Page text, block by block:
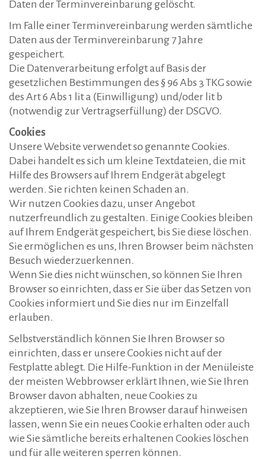
Daten der Terminvereinbarung gelöscht.
Im Falle einer Terminvereinbarung werden sämtliche
Daten aus der Terminvereinbarung 7 Jahre
gespeichert.
Die Datenverarbeitung erfolgt auf Basis der
gesetzlichen Bestimmungen des § 96 Abs 3 TKG sowie
des Art 6 Abs 1 lit a (Einwilligung) und/oder lit b
(notwendig zur Vertragserfüllung) der DSGVO.
Cookies
Unsere Website verwendet so genannte Cookies.
Dabei handelt es sich um kleine Textdateien, die mit
Hilfe des Browsers auf Ihrem Endgerät abgelegt
werden. Sie richten keinen Schaden an.
Wir nutzen Cookies dazu, unser Angebot
nutzerfreundlich zu gestalten. Einige Cookies bleiben
auf Ihrem Endgerät gespeichert, bis Sie diese löschen.
Sie ermöglichen es uns, Ihren Browser beim nächsten
Besuch wiederzuerkennen.
Wenn Sie dies nicht wünschen, so können Sie Ihren
Browser so einrichten, dass er Sie über das Setzen von
Cookies informiert und Sie dies nur im Einzelfall
erlauben.
Selbstverständlich können Sie Ihren Browser so
einrichten, dass er unsere Cookies nicht auf der
Festplatte ablegt. Die Hilfe-Funktion in der Menüleiste
der meisten Webbrowser erklärt Ihnen, wie Sie Ihren
Browser davon abhalten, neue Cookies zu
akzeptieren, wie Sie Ihren Browser darauf hinweisen
lassen, wenn Sie ein neues Cookie erhalten oder auch
wie Sie sämtliche bereits erhaltenen Cookies löschen
und für alle weiteren sperren können.